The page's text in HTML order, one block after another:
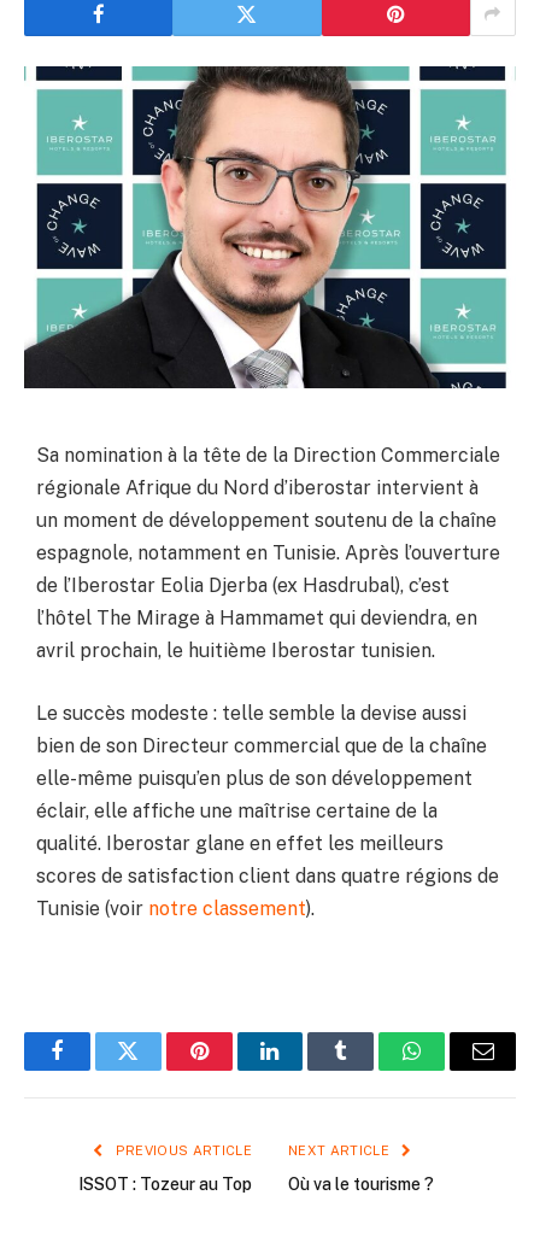
Sa nomination à la tête de la Direction Commerciale
régionale Afrique du Nord d’iberostar intervient à
un moment de développement soutenu de la chaîne
espagnole, notamment en Tunisie. Après l’ouverture
de l’Iberostar Eolia Djerba (ex Hasdrubal), c’est
l’hôtel The Mirage à Hammamet qui deviendra, en
avril prochain, le huitième Iberostar tunisien.
Le succès modeste : telle semble la devise aussi
bien de son Directeur commercial que de la chaîne
elle-même puisqu’en plus de son développement
éclair, elle affiche une maîtrise certaine de la
qualité. Iberostar glane en effet les meilleurs
scores de satisfaction client dans quatre régions de
Tunisie (voir notre classement).
FacebookTwitter PinterestLinkedInTumblr WhatsAppEmail
PREVIOUS ARTICLE
ISSOT : Tozeur au Top
NEXT ARTICLE
Où va le tourisme ?